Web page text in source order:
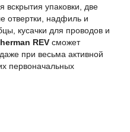
упаковки, две
отвертки, надфиль и
кусачки для проводов и
REV сможет
при весьма активной
первоначальных